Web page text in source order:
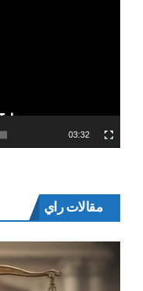
03:32
مقالات راي